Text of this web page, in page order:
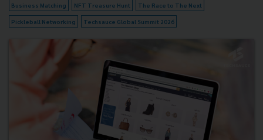
Business Matching NFT Treasure Hunt The Race to The Next
Pickleball Networking Techsauce Global Summit 2026